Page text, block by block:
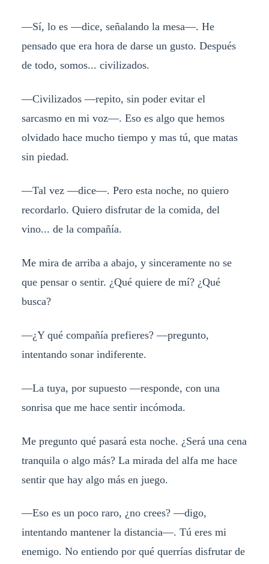
—Sí, lo es —dice, señalando la mesa—. He
pensado que era hora de darse un gusto. Después
de todo, somos... civilizados.
—Civilizados —repito, sin poder evitar el
sarcasmo en mi voz—. Eso es algo que hemos
olvidado hace mucho tiempo y mas tú, que matas
sin piedad.
—Tal vez —dice—. Pero esta noche, no quiero
recordarlo. Quiero disfrutar de la comida, del
vino... de la compañía.
Me mira de arriba a abajo, y sinceramente no se
que pensar o sentir. ¿Qué quiere de mí? ¿Qué
busca?
—¿Y qué compañía prefieres? —pregunto,
intentando sonar indiferente.
—La tuya, por supuesto —responde, con una
sonrisa que me hace sentir incómoda.
Me pregunto qué pasará esta noche. ¿Será una cena
tranquila o algo más? La mirada del alfa me hace
sentir que hay algo más en juego.
—Eso es un poco raro, ¿no crees? —digo,
intentando mantener la distancia—. Tú eres mi
enemigo. No entiendo por qué querrías disfrutar de